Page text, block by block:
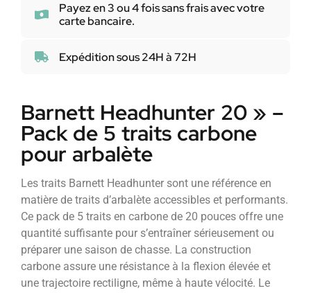
Payez en 3 ou 4 fois sans frais avec votre
carte bancaire.
Expédition sous 24H à 72H
Barnett Headhunter 20 » –
Pack de 5 traits carbone
pour arbalète
Les traits Barnett Headhunter sont une référence en
matière de traits d’arbalète accessibles et performants.
Ce pack de 5 traits en carbone de 20 pouces offre une
quantité suffisante pour s’entraîner sérieusement ou
préparer une saison de chasse. La construction
carbone assure une résistance à la flexion élevée et
une trajectoire rectiligne, même à haute vélocité. Le